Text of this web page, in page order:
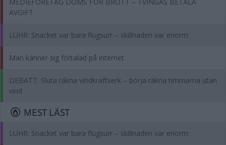
AVGIFT
LÜHR: Snacket var bara flugsurr – skillnaden var enorm
Man känner sig förtalad på internet
DEBATT: Sluta räkna vindkraftverk – börja räkna timmarna utan
vind
MEST LÄST
LÜHR: Snacket var bara flugsurr – skillnaden var enorm